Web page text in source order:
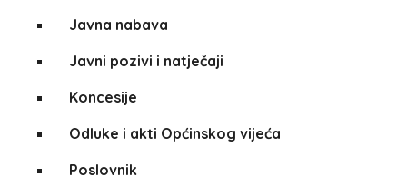
Javna nabava
Javni pozivi i natječaji
Koncesije
Odluke i akti Općinskog vijeća
Poslovnik